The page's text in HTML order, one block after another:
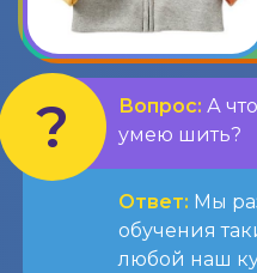
Вопрос: А
умею шить?
Ответ: Мы
обучения
любой наш